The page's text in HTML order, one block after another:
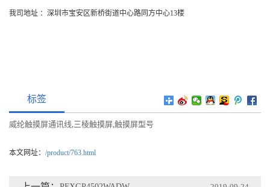
我司地址 ：深圳市宝安区新桥街道中心路同方中心13楼
标签
威纶触摸屏通讯线,三棱触摸屏,触摸屏型号
本文网址： /product/763.html